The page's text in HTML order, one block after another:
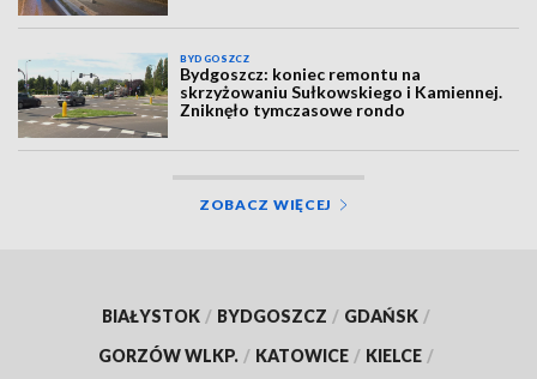
BYDGOSZCZ
Bydgoszcz: koniec remontu na
skrzyżowaniu Sułkowskiego i Kamiennej.
Zniknęło tymczasowe rondo
ZOBACZ WIĘCEJ
BIAŁYSTOK / BYDGOSZCZ / GDAŃSK /
GORZÓW WLKP. / KATOWICE / KIELCE /